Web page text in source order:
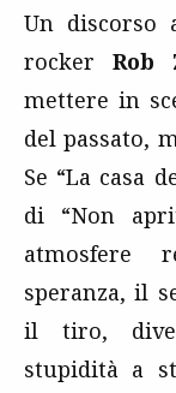
Un discorso
rocker Rob
mettere in
del passato,
Se “La casa
di “Non
atmosfere
speranza, il
il tiro,
stupidità a